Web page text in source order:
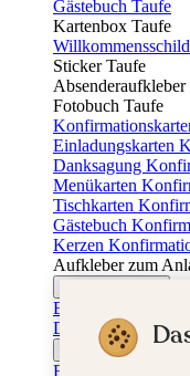
Gästebuch Taufe
Kartenbox Taufe
Sticker Taufe
Absenderaufkleber
Fotobuch Taufe
Einladungskarten
Danksagung
Menükarten
Tischkarten
Gästebuch
Kerzen
Aufkleber zum
Einladungskarten
Dankeskarten
Jugendweihekarten
Einladungskarten